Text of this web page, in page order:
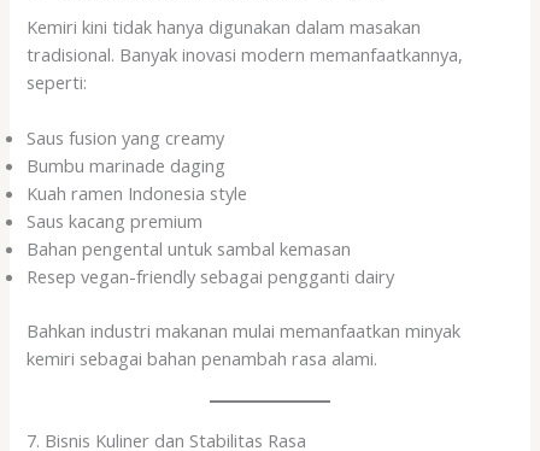
Kemiri kini tidak hanya digunakan dalam masakan
tradisional. Banyak inovasi modern memanfaatkannya,
seperti:
Saus fusion yang creamy
Bumbu marinade daging
Kuah ramen Indonesia style
Saus kacang premium
Bahan pengental untuk sambal kemasan
Resep vegan-friendly sebagai pengganti dairy
Bahkan industri makanan mulai memanfaatkan minyak
kemiri sebagai bahan penambah rasa alami.
7. Bisnis Kuliner dan Stabilitas Rasa